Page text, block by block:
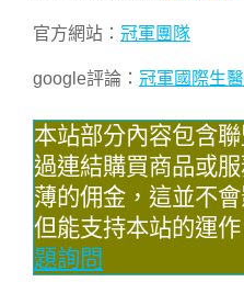
官方網站： 冠軍團隊
google評論： 冠軍國際生
本站部分內容包含
過連結購買商品或
薄的佣金，這並不
但能支持本站的運
題詢問